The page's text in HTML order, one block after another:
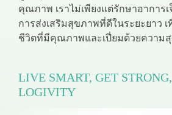
คุณภาพ เราไม่เพียงแต่รักษาอาการ
การส่งเสริมสุขภาพที่ดีในระยะยาว
ชีวิตที่มีคุณภาพและเปี่ยมด้วยความสุ
LIVE SMART, GET
LOGIVITY